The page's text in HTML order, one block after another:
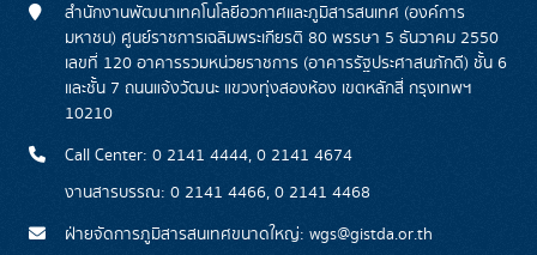
สำนักงานพัฒนาเทคโนโลยีอวกาศและภูมิสารสนเทศ (องค์การ
มหาชน) ศูนย์ราชการเฉลิมพระเกียรติ 80 พรรษา 5 ธันวาคม 2550
เลขที่ 120 อาคารรวมหน่วยราชการ (อาคารรัฐประศาสนภักดี) ชั้น 6
และชั้น 7 ถนนแจ้งวัฒนะ แขวงทุ่งสองห้อง เขตหลักสี่ กรุงเทพฯ
10210
Call Center: 0 2141 4444, 0 2141 4674
งานสารบรรณ: 0 2141 4466, 0 2141 4468
ฝ่ายจัดการภูมิสารสนเทศขนาดใหญ่: wgs@gistda.or.th